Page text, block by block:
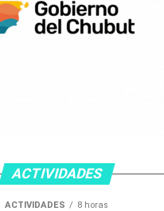
ACTIVIDADES
ACTIVIDADES 8 horas